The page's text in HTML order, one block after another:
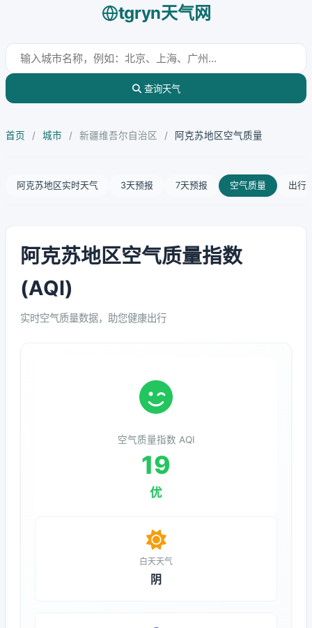
tgryn天气网
查询天气
首页 / 城市 / 新疆维吾尔自治区 / 阿克苏地区空气质量
阿克苏地区实时天气 3天预报 7天预报 空气质量 出行
阿克苏地区空气质量指数
(AQI)
实时空气质量数据，助您健康出行
空气质量指数 AQI
19
优
白天天气
阴